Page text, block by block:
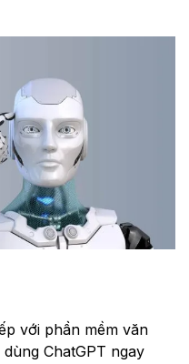
với phần mềm văn
ChatGPT ngay